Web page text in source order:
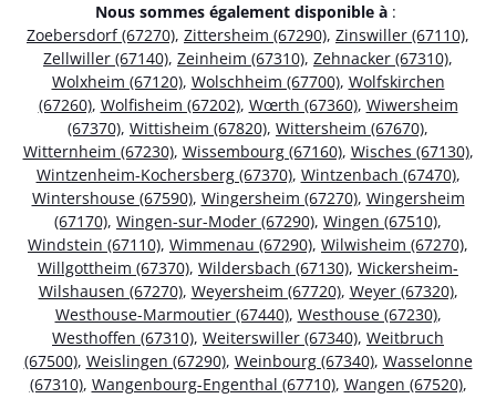
Nous sommes également disponible à :
Zoebersdorf (67270), Zittersheim (67290), Zinswiller (67110),
Zellwiller (67140), Zeinheim (67310), Zehnacker (67310),
Wolxheim (67120), Wolschheim (67700), Wolfskirchen
(67260), Wolfisheim (67202), Wœrth (67360), Wiwersheim
(67370), Wittisheim (67820), Wittersheim (67670),
Witternheim (67230), Wissembourg (67160), Wisches (67130),
Wintzenheim-Kochersberg (67370), Wintzenbach (67470),
Wintershouse (67590), Wingersheim (67270), Wingersheim
(67170), Wingen-sur-Moder (67290), Wingen (67510),
Windstein (67110), Wimmenau (67290), Wilwisheim (67270),
Willgottheim (67370), Wildersbach (67130), Wickersheim-
Wilshausen (67270), Weyersheim (67720), Weyer (67320),
Westhouse-Marmoutier (67440), Westhouse (67230),
Westhoffen (67310), Weiterswiller (67340), Weitbruch
(67500), Weislingen (67290), Weinbourg (67340), Wasselonne
(67310), Wangenbourg-Engenthal (67710), Wangen (67520),